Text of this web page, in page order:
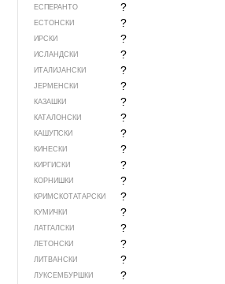
ЕСПЕРАНТО ?
ЕСТОНСКИ ?
ИРСКИ ?
ИСЛАНДСКИ ?
ИТАЛИЈАНСКИ ?
ЈЕРМЕНСКИ ?
КАЗАШКИ ?
КАТАЛОНСКИ ?
КАШУПСКИ ?
КИНЕСКИ ?
КИРГИСКИ ?
КОРНИШКИ ?
КРИМСКОТАТАРСКИ ?
КУМИЧКИ ?
ЛАТГАЛСКИ ?
ЛЕТОНСКИ ?
ЛИТВАНСКИ ?
ЛУКСЕМБУРШКИ ?